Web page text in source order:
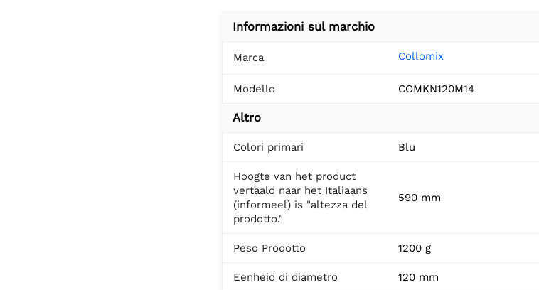
Informazioni sul marchio
Marca Collomix
Modello COMKN120M14
Altro
Colori primari Blu
Hoogte van het product
vertaald naar het Italiaans
(informeel) is "altezza del
prodotto."
590 mm
Peso Prodotto 1200 g
Eenheid di diametro 120 mm